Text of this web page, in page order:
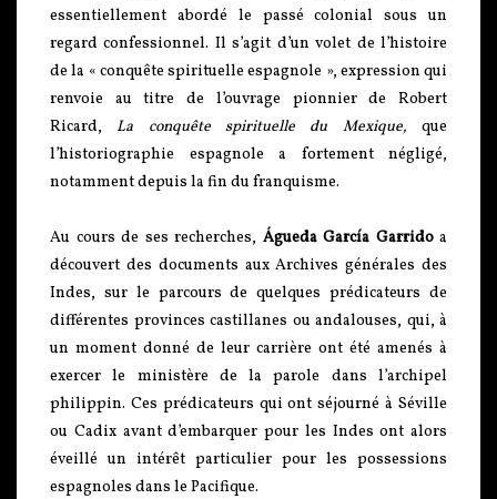
essentiellement abordé le passé colonial sous un
regard confessionnel. Il s’agit d’un volet de l’histoire
de la « conquête spirituelle espagnole », expression qui
renvoie au titre de l’ouvrage pionnier de Robert
Ricard, La conquête spirituelle du Mexique, que
l’historiographie espagnole a fortement négligé,
notamment depuis la fin du franquisme.
Au cours de ses recherches, Águeda García Garridoa
découvert des documents aux Archives générales des
Indes, sur le parcours de quelques prédicateurs de
différentes provinces castillanes ou andalouses, qui, à
un moment donné de leur carrière ont été amenés à
exercer le ministère de la parole dans l’archipel
philippin. Ces prédicateurs qui ont séjourné à Séville
ou Cadix avant d’embarquer pour les Indes ont alors
éveillé un intérêt particulier pour les possessions
espagnoles dans le Pacifique.